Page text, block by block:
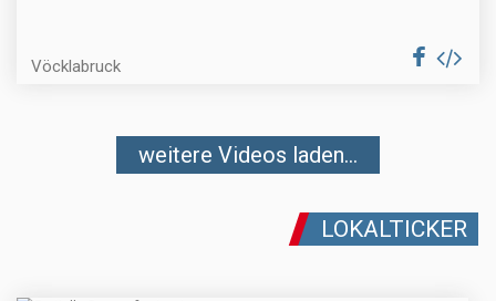
Vöcklabruck
weitere Videos laden...
LOKALTICKER